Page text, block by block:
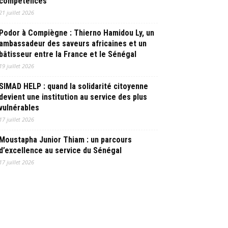
juillet 2026
à Compiègne : Thierno Hamidou Ly, un
des saveurs africaines et un
entre la France et le Sénégal
juillet 2026
HELP : quand la solidarité citoyenne
une institution au service des plus
juillet 2026
Junior Thiam : un parcours
au service du Sénégal
juillet 2026